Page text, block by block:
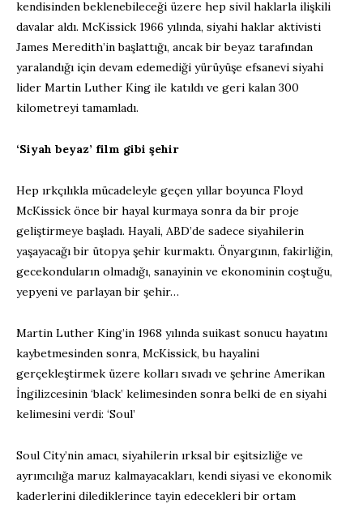
kendisinden beklenebileceği üzere hep sivil haklarla ilişkili
davalar aldı. McKissick 1966 yılında, siyahi haklar aktivisti
James Meredith’in başlattığı, ancak bir beyaz tarafından
yaralandığı için devam edemediği yürüyüşe efsanevi siyahi
lider Martin Luther King ile katıldı ve geri kalan 300
kilometreyi tamamladı.
‘Siyah beyaz’ film gibi şehir
Hep ırkçılıkla mücadeleyle geçen yıllar boyunca Floyd
McKissick önce bir hayal kurmaya sonra da bir proje
geliştirmeye başladı. Hayali, ABD’de sadece siyahilerin
yaşayacağı bir ütopya şehir kurmaktı. Önyargının, fakirliğin,
gecekonduların olmadığı, sanayinin ve ekonominin coştuğu,
yepyeni ve parlayan bir şehir…
Martin Luther King’in 1968 yılında suikast sonucu hayatını
kaybetmesinden sonra, McKissick, bu hayalini
gerçekleştirmek üzere kolları sıvadı ve şehrine Amerikan
İngilizcesinin ‘black’ kelimesinden sonra belki de en siyahi
kelimesini verdi: ‘Soul’
Soul City’nin amacı, siyahilerin ırksal bir eşitsizliğe ve
ayrımcılığa maruz kalmayacakları, kendi siyasi ve ekonomik
kaderlerini dilediklerince tayin edecekleri bir ortam